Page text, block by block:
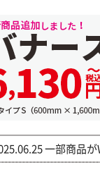
一部商品